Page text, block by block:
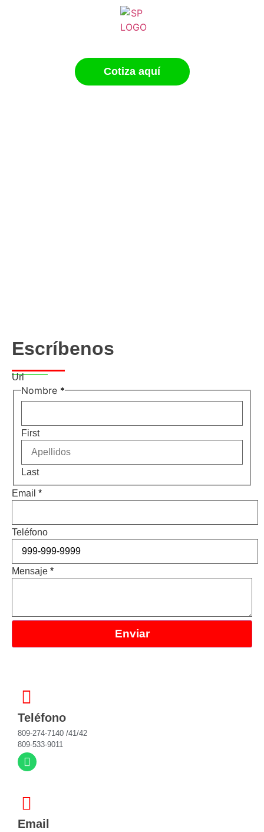
Cotiza aquí
Escríbenos
Url
Nombre *
First
Last
Email *
Teléfono
Mensaje *
Enviar
Teléfono
809-274-7140 /41/42
809-533-9011
Email